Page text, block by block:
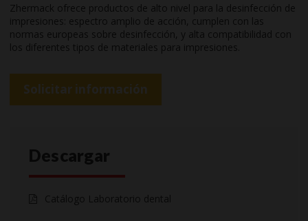
Zhermack ofrece productos de alto nivel para la desinfección de
impresiones: espectro amplio de acción, cumplen con las
normas europeas sobre desinfección, y alta compatibilidad con
los diferentes tipos de materiales para impresiones.
Solicitar información
Descargar
Catálogo Laboratorio dental